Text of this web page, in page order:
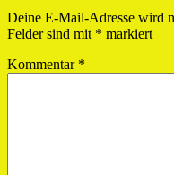
Deine E-Mail-Adresse wird
Felder sind mit * markiert
Kommentar *